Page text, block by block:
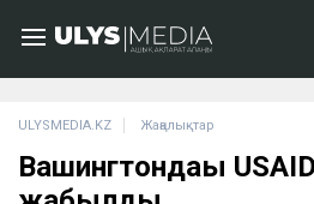
ULYSMEDIA.KZ Жаңалықтар
Вашингтондағы